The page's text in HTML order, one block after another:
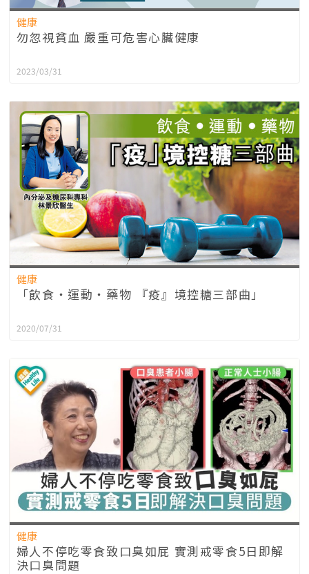
健康
勿忽視貧血 嚴重可危害心臟健康
2023/03/31
健康
「飲食‧運動‧藥物 『疫』境控糖三部曲」
2020/07/31
健康
婦人不停吃零食致口臭如屁 實測戒零食5日即解
決口臭問題